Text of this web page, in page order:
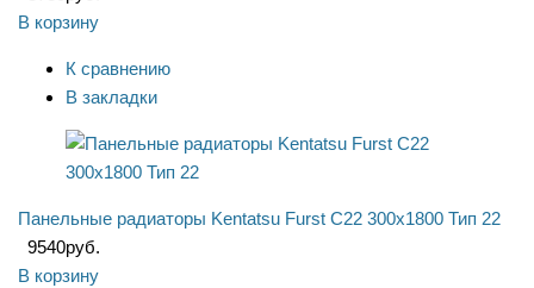
В корзину
К сравнению
В закладки
Панельные радиаторы Kentatsu Furst C22 300x1800 Тип 22
9540руб.
В корзину